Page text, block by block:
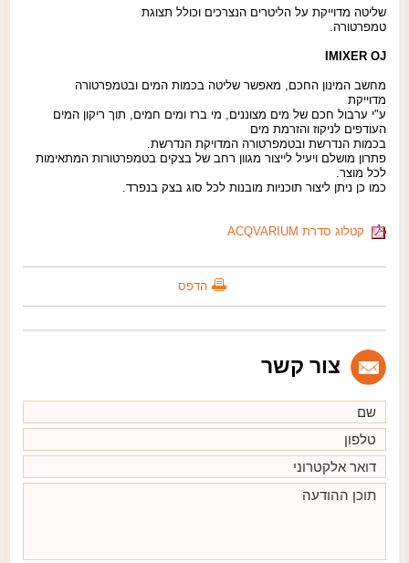
שליטה מדוייקת על הליטרים הנצרכים וכולל תצוגת
טמפרטורה.
IMIXER OJ
מחשב המינון החכם, מאפשר שליטה בכמות המים ובטמפרטורה
מדוייקת
ע"י ערבול חכם של מים מצוננים, מי ברז ומים חמים, תוך ריקון המים
העודפים לניקוז והזרמת מים
בכמות הנדרשת ובטמפרטורה המדויקת הנדרשת.
פתרון מושלם ויעיל לייצור מגוון רחב של בצקים בטמפרטורות המתאימות
לכל מוצר.
כמו כן ניתן ליצור תוכניות מובנות לכל סוג בצק בנפרד.
קטלוג סדרת ACQVARIUM
הדפס
צור קשר